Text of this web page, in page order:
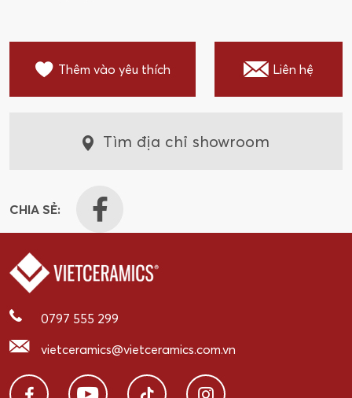
Thêm vào yêu thích Liên hệ
Tìm địa chỉ showroom
CHIA SẺ:
0797 555 299
vietceramics@vietceramics.com.vn